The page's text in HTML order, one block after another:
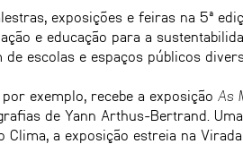
exposições e feiras na 5ª
e educação para a
escolas e espaços públicos
exemplo, recebe a exposição As
de Yann Arthus-Bertrand.
Clima, a exposição estreia na